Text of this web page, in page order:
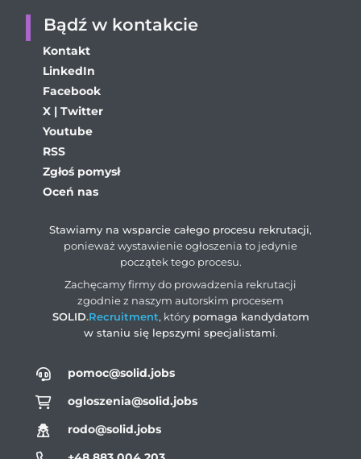
pomoc@solid.jobs
ogloszenia@solid.jobs
rodo@solid.jobs
Bądź w kontakcie
Kontakt
LinkedIn
Facebook
X | Twitter
Youtube
RSS
Zgłoś pomysł
Oceń nas
Stawiamy na wsparcie całego procesu rekrutacji,
ponieważ wystawienie ogłoszenia to jedynie
początek tego procesu.
Zachęcamy firmy do prowadzenia rekrutacji
zgodnie z naszym autorskim procesem
SOLID.Recruitment, który pomaga kandydatom
w staniu się lepszymi specjalistami.